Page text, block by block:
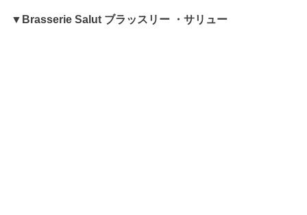
▼Brasserie Salut ブラッスリー ・サリュー